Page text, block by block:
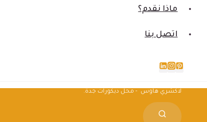
ماذا نقدم؟
اتصل بنا
لاكشري هاوس - محل ديكورات جدة.